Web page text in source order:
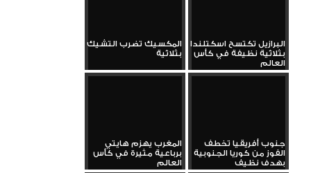
البرازيل تكتسح اسكتلندا
بثلاثية نظيفة في كأس
العالم
المكسيك تضرب التشيك
بثلاثية
جنوب أفريقيا تخطف
الفوز من كوريا الجنوبية
بهدف نظيف
المغرب يهزم هايتي
برباعية مثيرة في كأس
العالم